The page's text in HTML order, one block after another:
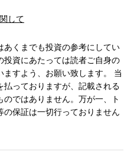
して
あくまでも投資の参考にしてい
投資にあたっては読者ご自身の
すよう、お願い致します。 当
っておりますが、記載される
ではありません。万が一、ト
保証は一切行っておりません